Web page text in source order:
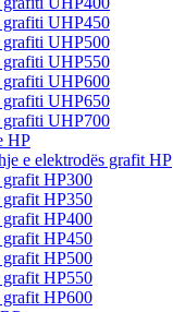
grafiti UHP450
grafiti UHP500
grafiti UHP550
grafiti UHP600
grafiti UHP650
grafiti UHP700
HP
e elektrodës grafit HP
HP300
HP350
HP400
HP450
HP500
HP550
HP600